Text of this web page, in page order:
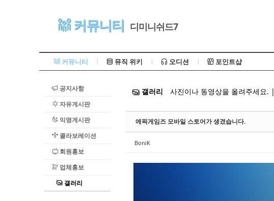
커뮤니티 디미니쉬드7
커뮤니티 뮤직 위키 오디션 포인트샵
공지사항
자유게시판
익명게시판
콜라보레이션
회원홍보
업체홍보
갤러리
갤러리 사진이나 동영상을 올려주세요. |
에픽게임즈 모바일 스토어가 생겼습니다.
BoniK
Sketchbook5, 스케치북5
Sketchbook5, 스케치북5